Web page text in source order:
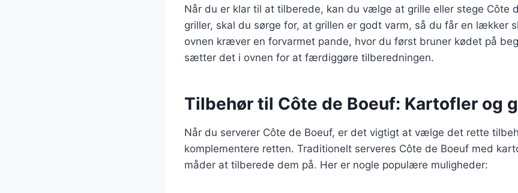
Når du er klar til at tilberede, kan du vælge at grille eller stege Côte
griller, skal du sørge for, at grillen er godt varm, så du får en lækker
ovnen kræver en forvarmet pande, hvor du først bruner kødet på
sætter det i ovnen for at færdiggøre tilberedningen.
Tilbehør til Côte de Boeuf: Kartofler og
Når du serverer Côte de Boeuf, er det vigtigt at vælge det rette
komplementere retten. Traditionelt serveres Côte de Boeuf med
måder at tilberede dem på. Her er nogle populære muligheder: